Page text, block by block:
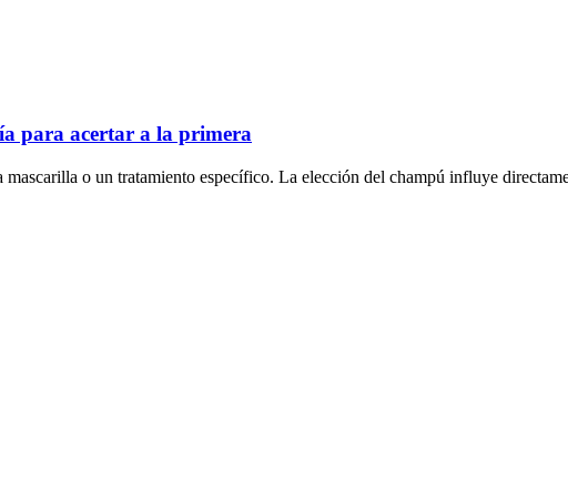
para acertar a la primera
o un tratamiento específico. La elección del champú influye